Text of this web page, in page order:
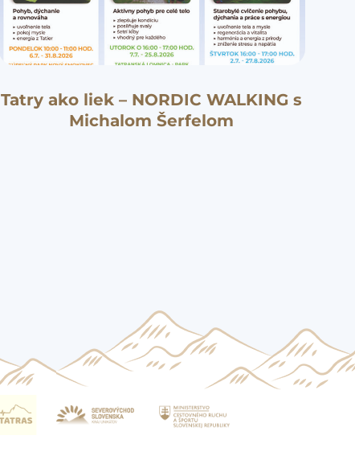
Tatry ako liek – NORDIC WALKING s
Michalom Šerfelom